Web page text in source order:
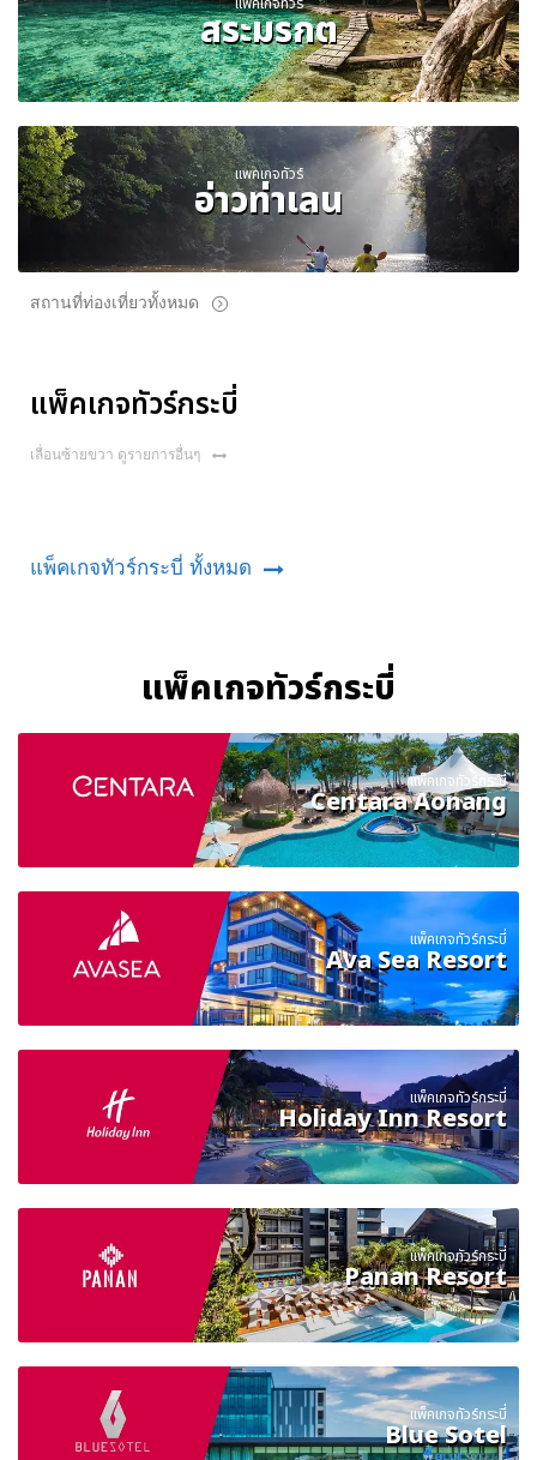
สระมรกต
แพคเกจทัวร์
อ่าวท่าเลน
สถานที่ท่องเที่ยวทั้งหมด
แพ็คเกจทัวร์กระบี่
เลื่อนซ้ายขวา ดูรายการอื่นๆ
แพ็คเกจทัวร์กระบี่ ทั้งหมด
แพ็คเกจทัวร์กระบี่
แพ็คเกจทัวร์กระบี่
Centara Aonang
แพ็คเกจทัวร์กระบี่
Ava Sea Resort
แพ็คเกจทัวร์กระบี่
Holiday Inn Resort
แพ็คเกจทัวร์กระบี่
Panan Resort
แพ็คเกจทัวร์กระบี่
Blue Sotel